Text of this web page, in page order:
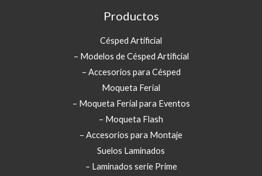
Productos
Césped Artificial
– Modelos de Césped Artificial
– Accesorios para Césped
Moqueta Ferial
– Moqueta Ferial para Eventos
– Moqueta Flash
– Accesorios para Montaje
Suelos Laminados
– Laminados serie Prime